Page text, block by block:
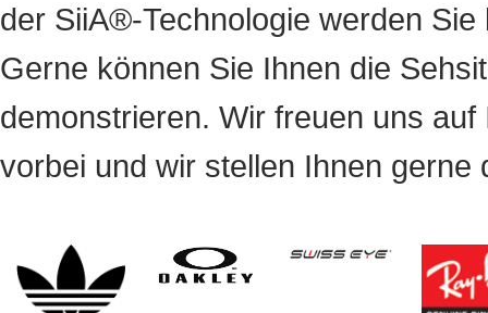
der SiiA®-Technologie werden Sie
Gerne können Sie Ihnen die
demonstrieren. Wir freuen uns
vorbei und wir stellen Ihnen